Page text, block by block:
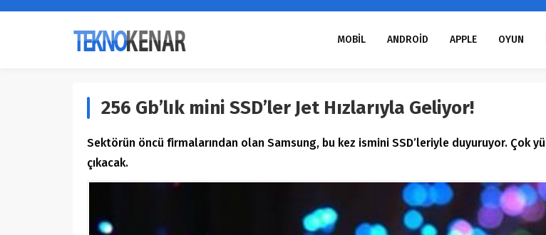
MOBİL ANDROİD APPLE OYUN
256 Gb’lık mini SSD’ler Jet Hızlarıyla Geliyor!
Sektörün öncü firmalarından olan Samsung, bu kez ismini SSD’leriyle duyuruyor. Çok
çıkacak.